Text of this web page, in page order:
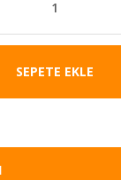
SEPETE EKLE